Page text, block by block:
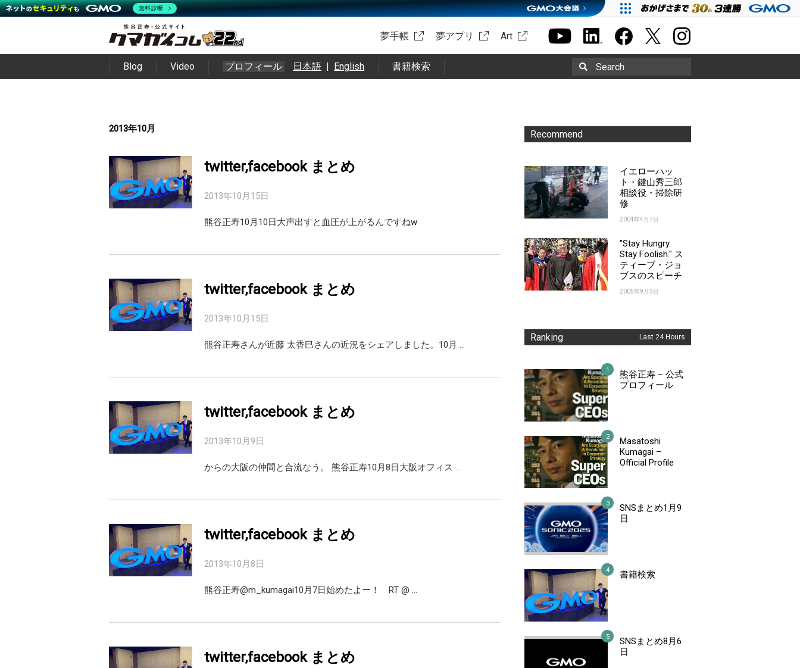
夢手帳 夢アプリ Art
Blog Video プロフィール 日本語 | English 書籍検索 Search
2013年10月
twitter,facebook まとめ
2013年10月15日
熊谷正寿10月10日大声出すと血圧が上がるんですねw
twitter,facebook まとめ
2013年10月15日
熊谷正寿さんが近藤 太香巳さんの近況をシェアしました。10月 …
twitter,facebook まとめ
2013年10月9日
からの大阪の仲間と合流なう。 熊谷正寿10月8日大阪オフィス …
twitter,facebook まとめ
2013年10月8日
熊谷正寿@m_kumagai10月7日始めたよー！ RT @ …
twitter,facebook まとめ
Recommend
イエローハッ
ト・鍵山秀三郎
相談役・掃除研
修
2004年4月7日
"Stay Hungry.
Stay Foolish." ス
ティーブ・ジョ
ブスのスピーチ
2005年9月3日
Ranking Last 24 Hours
熊谷正寿 – 公式
プロフィール
Masatoshi
Kumagai –
Official Profile
SNSまとめ1月9
日
書籍検索
SNSまとめ8月6
日
無料診断